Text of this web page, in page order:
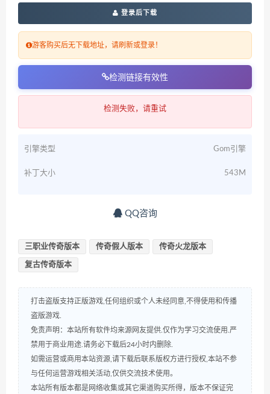
登录后下载
游客购买后无下载地址，请刷新或登录！
检测链接有效性
检测失败，请重试
引擎类型 Gom引擎
补丁大小 543M
QQ咨询
三职业传奇版本 传奇假人版本 传奇火龙版本
复古传奇版本
打击盗版支持正版游戏,任何组织或个人未经同意,不得使用和传播
盗版游戏.
免责声明：本站所有软件均来源网友提供.仅作为学习交流使用.严
禁用于商业用途.请务必下载后24小时内删除.
如需运营或商用本站资源,请下载后联系版权方进行授权,本站不参
与任何运营游戏相关活动,仅供交流技术使用。
本站所有版本都是网络收集或其它渠道购买所得，版本不保证完